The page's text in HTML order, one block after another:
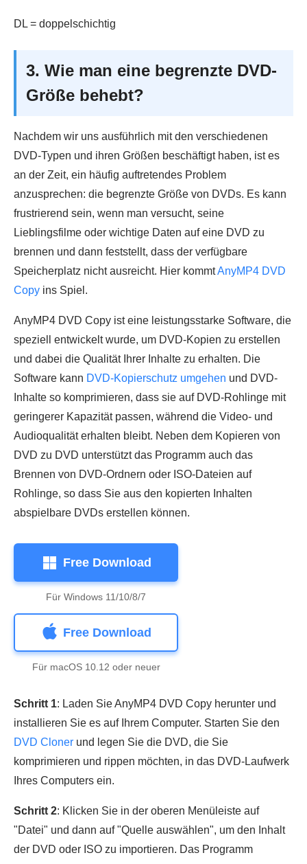
DL = doppelschichtig
3. Wie man eine begrenzte DVD-
Größe behebt?
Nachdem wir uns ausführlich mit den verschiedenen
DVD-Typen und ihren Größen beschäftigt haben, ist es
an der Zeit, ein häufig auftretendes Problem
anzusprechen: die begrenzte Größe von DVDs. Es kann
frustrierend sein, wenn man versucht, seine
Lieblingsfilme oder wichtige Daten auf eine DVD zu
brennen und dann feststellt, dass der verfügbare
Speicherplatz nicht ausreicht. Hier kommtAnyMP4 DVD
Copy ins Spiel.
AnyMP4 DVD Copy ist eine leistungsstarke Software, die
speziell entwickelt wurde, um DVD-Kopien zu erstellen
und dabei die Qualität Ihrer Inhalte zu erhalten. Die
Software kann DVD-Kopierschutz umgehen und DVD-
Inhalte so komprimieren, dass sie auf DVD-Rohlinge mit
geringerer Kapazität passen, während die Video- und
Audioqualität erhalten bleibt. Neben dem Kopieren von
DVD zu DVD unterstützt das Programm auch das
Brennen von DVD-Ordnern oder ISO-Dateien auf
Rohlinge, so dass Sie aus den kopierten Inhalten
abspielbare DVDs erstellen können.
Free Download
Für Windows 11/10/8/7
Free Download
Für macOS 10.12 oder neuer
Schritt 1: Laden Sie AnyMP4 DVD Copy herunter und
installieren Sie es auf Ihrem Computer. Starten Sie den
DVD Cloner und legen Sie die DVD, die Sie
komprimieren und rippen möchten, in das DVD-Laufwerk
Ihres Computers ein.
Schritt 2: Klicken Sie in der oberen Menüleiste auf
"Datei" und dann auf "Quelle auswählen", um den Inhalt
der DVD oder ISO zu importieren. Das Programm